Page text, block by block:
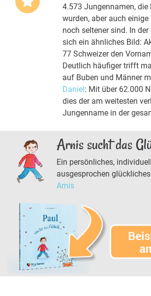
4.573 Jungennamen, die
wurden, aber auch einige
noch seltener sind. In
sich ein ähnliches Bild:
77 Schweizer den
Deutlich häufiger trifft
auf Buben und Männer
Daniel: Mit über 62.000
dies der am weitesten
Jungenname in der
Arnis sucht das
Ein persönliches,
ausgesprochen
Arnis